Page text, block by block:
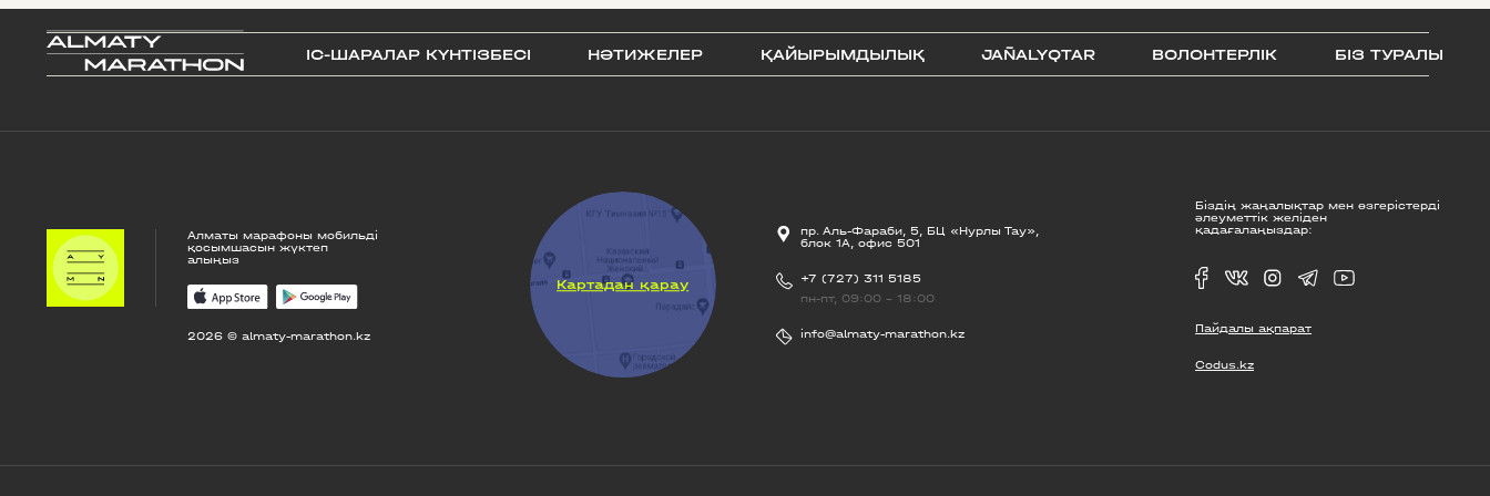
IС-ШАРАЛАР КҮНТІЗБЕСI НӘТИЖЕЛЕР ҚАЙЫРЫМДЫЛЫҚ JAÑALYQTAR ВОЛОНТЕРЛІК БІЗ ТУРАЛЫ
Алматы марафоны мобильді
қосымшасын жүктеп
алыңыз
2026 © almaty-marathon.kz
Картадан қарау
пр. Аль-Фараби, 5, БЦ «Нурлы Тау»,
блок 1А, офис 501
+7 (727) 311 5185
пн-пт, 09:00 - 18:00
info@almaty-marathon.kz
Біздің жаңалықтар мен өзгерістерді
әлеуметтік желіден
қадағалаңыздар:
Пайдалы ақпарат
Codus.kz